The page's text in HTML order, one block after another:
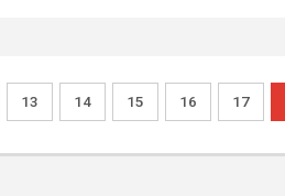
13 14 15 16 17